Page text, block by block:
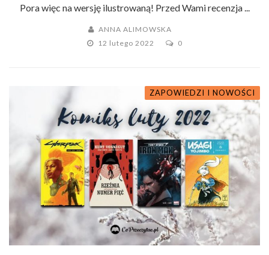
Pora więc na wersję ilustrowaną! Przed Wami recenzja ...
ANNA ALIMOWSKA
12 lutego 2022
0
ZAPOWIEDZI I NOWOŚCI